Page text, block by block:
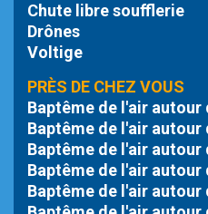
Chute libresoufflerie
Drônes
Voltige
PRÈS DE CHEZ VOUS
Baptême de l'air autour
Baptême de l'air autour
Baptême de l'air autour
Baptême de l'air autour
Baptême de l'air autour